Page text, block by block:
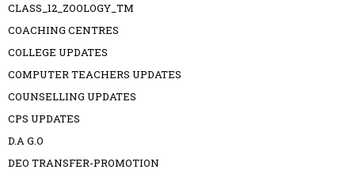
CLASS_12_ZOOLOGY_TM
COACHING CENTRES
COLLEGE UPDATES
COMPUTER TEACHERS UPDATES
COUNSELLING UPDATES
CPS UPDATES
D.A G.O
DEO TRANSFER-PROMOTION